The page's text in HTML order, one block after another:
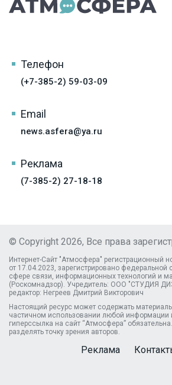
Телефон
(+7-385-2) 59-03-09
Email
news.asfera@ya.ru
Реклама
(7-385-2) 27-18-18
© Copyright 2026, Все права
Интернет-Сайт "Атмосфера"
от 17.04.2023, зарегистрировано федеральной
сфере связи, информационных технологий и
(Роскомнадзор). Учредитель: ООО "СТУДИЯ
редактор: Негреев Дмитрий Викторович
Настоящий ресурс может содержать
частичном использовании любой информации
гиперссылка на сайт “Атмосфера”
разделять точку зрения авторов.
Реклама